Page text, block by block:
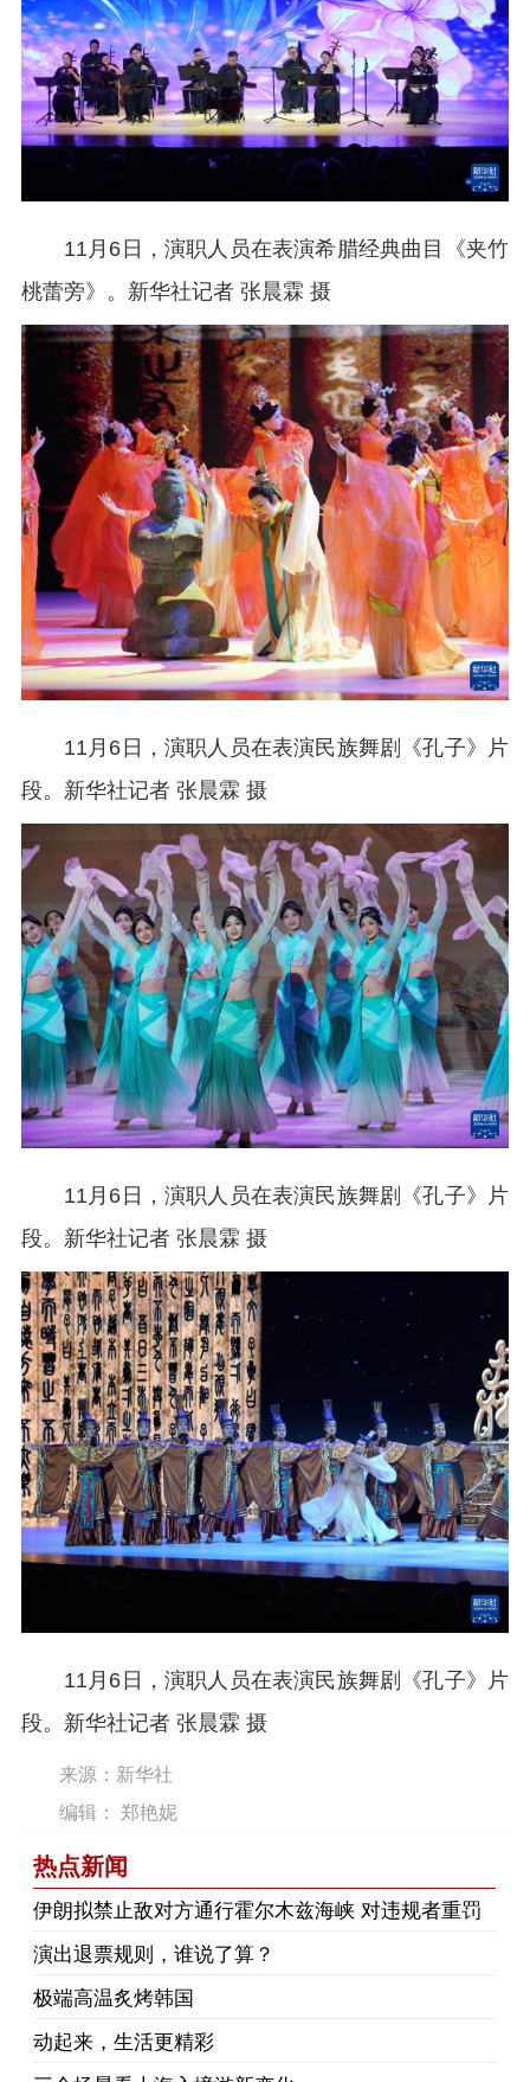
11月6日，演职人员在表演希腊经典曲目《夹竹
桃蕾旁》。 新华社记者 张晨霖 摄
11月6日，演职人员在表演民族舞剧《孔子》片
段。 新华社记者 张晨霖 摄
11月6日，演职人员在表演民族舞剧《孔子》片
段。 新华社记者 张晨霖 摄
11月6日，演职人员在表演民族舞剧《孔子》片
段。 新华社记者 张晨霖 摄
来源：新华社
编辑： 郑艳妮
热点新闻
伊朗拟禁止敌对方通行霍尔木兹海峡 对违规者重罚
演出退票规则，谁说了算？
极端高温炙烤韩国
动起来，生活更精彩